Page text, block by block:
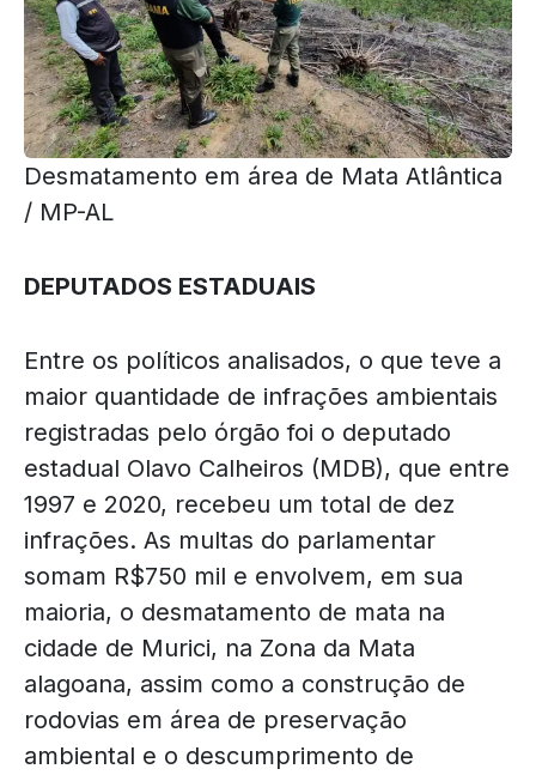
Desmatamento em área de Mata Atlântica
/ MP-AL
DEPUTADOS ESTADUAIS
Entre os políticos analisados, o que teve a
maior quantidade de infrações ambientais
registradas pelo órgão foi o deputado
estadual Olavo Calheiros (MDB), que entre
1997 e 2020, recebeu um total de dez
infrações. As multas do parlamentar
somam R$750 mil e envolvem, em sua
maioria, o desmatamento de mata na
cidade de Murici, na Zona da Mata
alagoana, assim como a construção de
rodovias em área de preservação
ambiental e o descumprimento de